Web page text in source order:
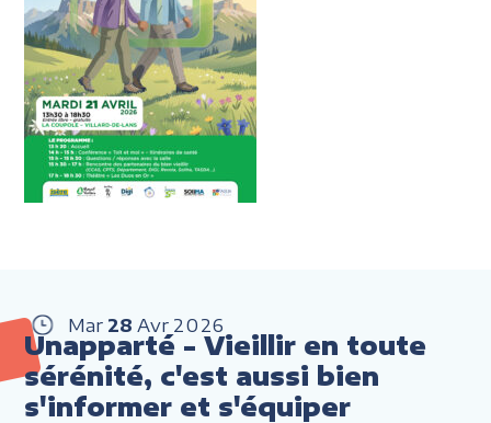
Mar 28 Avr 2026
Unapparté - Vieillir en toute
sérénité, c'est aussi bien
s'informer et s'équiper